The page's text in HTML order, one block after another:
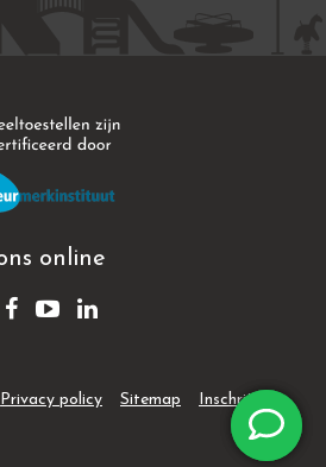
online
Privacy policy Sitemap
Inschrijven